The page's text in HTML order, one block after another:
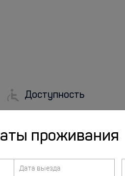
Доступность
проживания
Дата выезда